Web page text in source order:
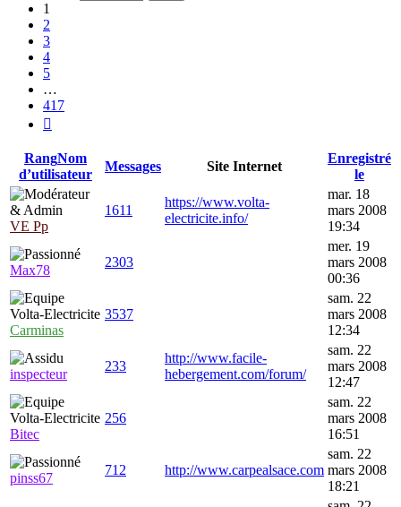
1
2
3
4
5
…
417
RangNom
d’utilisateur
Messages Site Internet
Enregistré
le
VE Pp
1611
https://www.volta-
electricite.info/
mar. 18
mars 2008
19:34
Max78
2303
mer. 19
mars 2008
00:36
Carminas
3537
sam. 22
mars 2008
12:34
inspecteur
233
http://www.facile-
hebergement.com/forum/
sam. 22
mars 2008
12:47
Bitec
256
sam. 22
mars 2008
16:51
pinss67
712 http://www.carpealsace.com
sam. 22
mars 2008
18:21